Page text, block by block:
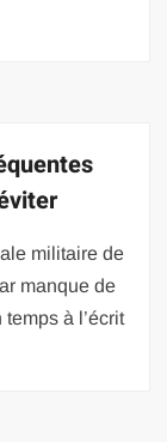
militaire de
manque de
à l’écrit